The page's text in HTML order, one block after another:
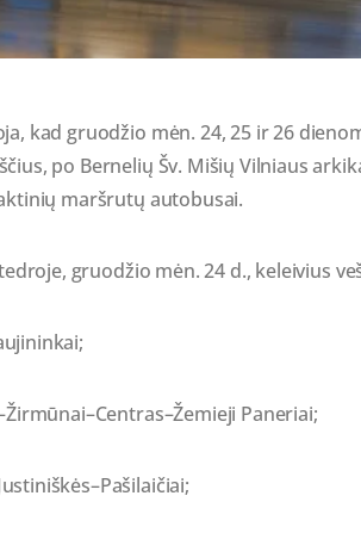
kad gruodžio mėn. 24, 25 ir 26
po Bernelių Šv. Mišių Vilniaus
maršrutų autobusai.
gruodžio mėn. 24 d., keleivius
Paneriai;